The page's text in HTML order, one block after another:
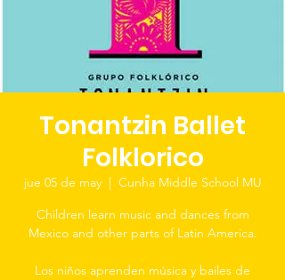
Tonantzin Ballet
Folklorico
jue 05 de may
  |
Cunha Middle School MU
Children learn music and dances from
Mexico and other parts of Latin America.
Los niños aprenden música y bailes de